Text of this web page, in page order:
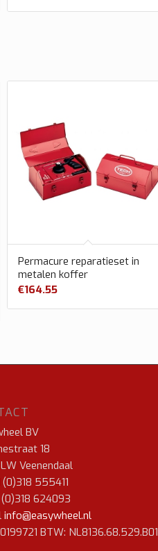
Permacure reparatieset in
metalen koffer
€164.55
BV
18
Veenendaal
(0)318 555411
(0)318 624093
info@easywheel.nl
BTW: NL8136.68.529.B01